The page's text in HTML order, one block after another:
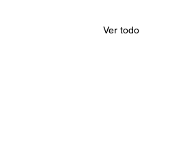
Ver todo